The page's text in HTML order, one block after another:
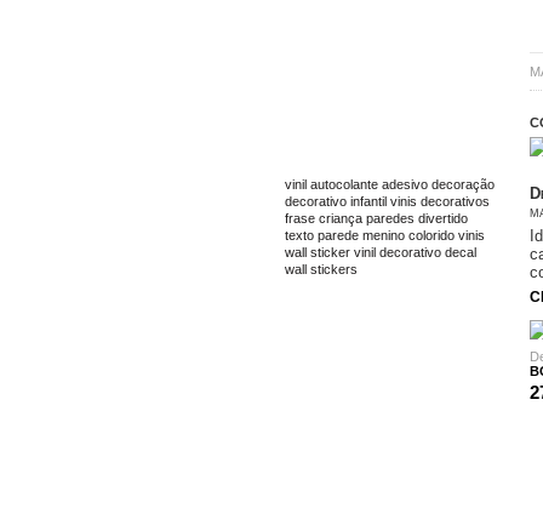
vinil autocolante adesivo decoração
decorativo infantil vinis decorativos
frase criança paredes divertido
texto parede menino colorido vinis
wall sticker vinil decorativo decal
wall stickers